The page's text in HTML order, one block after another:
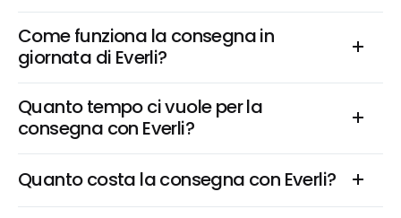
Come funziona la consegna in
giornata di Everli?
Quanto tempo ci vuole per la
consegna con Everli?
Quanto costa la consegna con Everli?